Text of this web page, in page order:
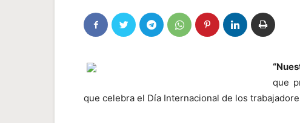
que
que celebra el Día Internacional de los